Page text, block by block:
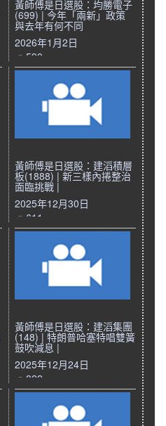
黃師傅是日選股：均勝電子
(699) | 今年「兩新」政策
與去年有何不同
2026年1月2日
590
黃師傅是日選股：建滔積層
板(1888) | 新三樣內捲整治
面臨挑戰 |
2025年12月30日
611
黃師傅是日選股：建滔集團
(148) | 特朗普哈塞特唱雙簧
鼓吹減息 |
2025年12月24日
822